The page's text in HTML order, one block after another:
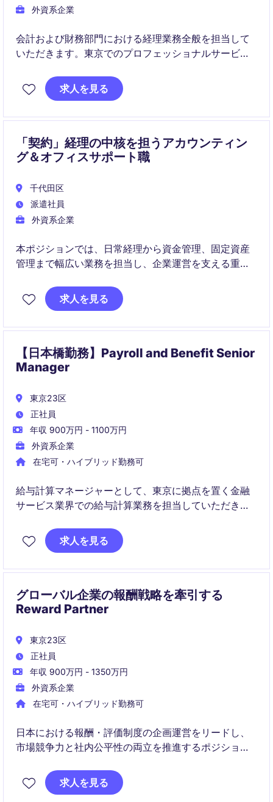
外資系企業
会計および財務部門における経理業務全般を担当して
いただきます。東京でのプロフェッショナルサービス
求人を見る
「契約」経理の中核を担うアカウンティン
グ＆オフィスサポート職
千代田区
派遣社員
外資系企業
本ポジションでは、日常経理から資金管理、固定資産
管理まで幅広い業務を担当し、企業運営を支える重要
部門として組織運営にも貢献できるポジションです。
求人を見る
【日本橋勤務】Payroll and Benefit Senior
Manager
東京23区
正社員
年収 900万円 - 1100万円
外資系企業
在宅可・ハイブリッド勤務可
給与計算マネージャーとして、東京に拠点を置く金融
サービス業界での給与計算業務を担当していただきま
組織全体の効率化と正確性を推進する役割を担いま
す。
求人を見る
グローバル企業の報酬戦略を牽引する
Reward Partner
東京23区
正社員
年収 900万円 - 1350万円
外資系企業
在宅可・ハイブリッド勤務可
日本における報酬・評価制度の企画運営をリードし、
市場競争力と社内公平性の両立を推進するポジション
略的なReward & Performance施策を展開していただき
ます。
求人を見る